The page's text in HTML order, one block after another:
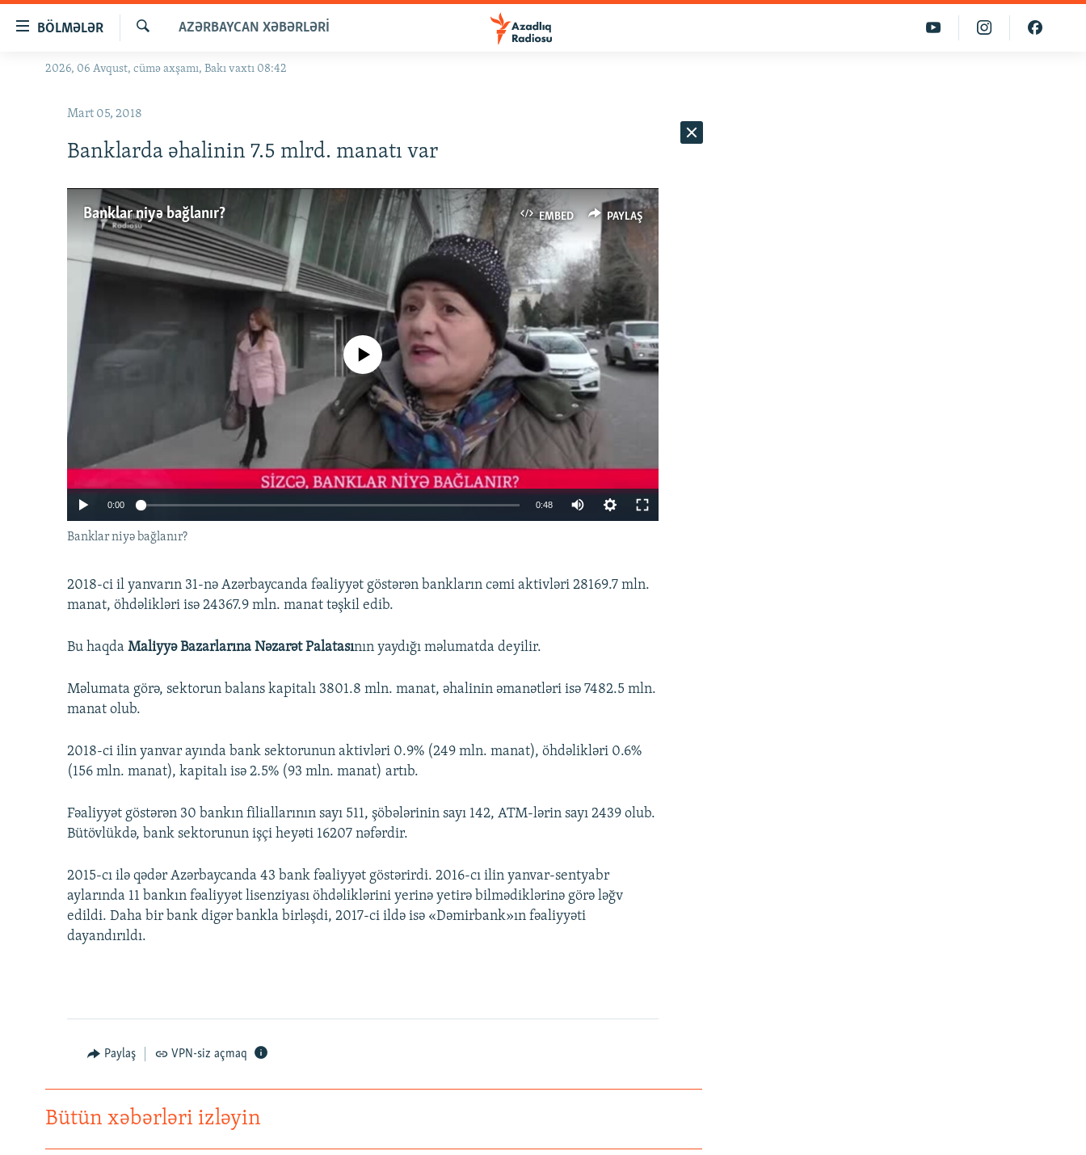
naviqasiyaya
BÖLMƏLƏR
GÜNDƏM
#ƏSLINDƏ
FƏRQƏ BAX
QANUNI DOĞRU
MULTIMEDIA
FOTOQALEREYA
İNFOQRAFIKA
KARIKATURA
RADIO ARXIV
AZƏRBAYCAN ƏDƏBIYYATI KITABXANASI
İSLAM VƏ DEMOKRATIYA
İZ - MƏDƏNIYYƏT PROQRAMI
HAQQIMIZDA
MISSIYAMIZ
PEŞƏ ETIKASI VƏ JURNALISTIKA
STANDARTLARIMIZ
MATERIALLARIMIZDAN ISTIFADƏ
AZADLIQRADIOSU MOBIL TELEFONUNUZDA
BIZIMLƏ ƏLAQƏ
Axtar
AZƏRBAYCAN XƏBƏRLƏRI
2026, 06 Avqust, cümə axşamı, Bakı vaxtı 08:42
Mart 05, 2018
Banklarda əhalinin 7.5 mlrd. manatı var
EMBED PAYLAŞ
Banklar niyə bağlanır?
No media source currently available
0:00 0:48
Banklar niyə bağlanır?
2018-ci il yanvarın 31-nə Azərbaycanda fəaliyyət göstərən bankların cəmi aktivləri 28169.7 mln.
manat, öhdəlikləri isə 24367.9 mln. manat təşkil edib.
Bu haqda Maliyyə Bazarlarına Nəzarət Palatasının yaydığı məlumatda deyilir.
Məlumata görə, sektorun balans kapitalı 3801.8 mln. manat, əhalinin əmanətləri isə 7482.5 mln.
manat olub.
2018-ci ilin yanvar ayında bank sektorunun aktivləri 0.9% (249 mln. manat), öhdəlikləri 0.6%
(156 mln. manat), kapitalı isə 2.5% (93 mln. manat) artıb.
Fəaliyyət göstərən 30 bankın filiallarının sayı 511, şöbələrinin sayı 142, ATM-lərin sayı 2439 olub.
Bütövlükdə, bank sektorunun işçi heyəti 16207 nəfərdir.
2015-cı ilə qədər Azərbaycanda 43 bank fəaliyyət göstərirdi. 2016-cı ilin yanvar-sentyabr
aylarında 11 bankın fəaliyyət lisenziyası öhdəliklərini yerinə yetirə bilmədiklərinə görə ləğv
edildi. Daha bir bank digər bankla birləşdi, 2017-ci ildə isə «Dəmirbank»ın fəaliyyəti
dayandırıldı.
Paylaş VPN-siz açmaq
Bütün xəbərləri izləyin